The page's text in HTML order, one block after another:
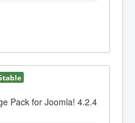
Pack for Joomla! 4.2.4